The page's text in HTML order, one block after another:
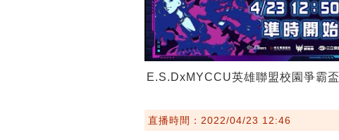
E.S.DxMYCCU英雄聯盟校園爭霸盃
直播時間：2022/04/23 12:46